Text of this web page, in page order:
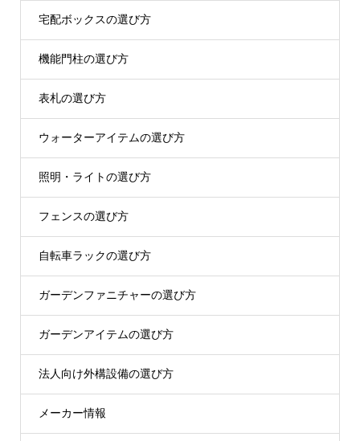
宅配ボックスの選び方
機能門柱の選び方
表札の選び方
ウォーターアイテムの選び方
照明・ライトの選び方
フェンスの選び方
自転車ラックの選び方
ガーデンファニチャーの選び方
ガーデンアイテムの選び方
法人向け外構設備の選び方
メーカー情報